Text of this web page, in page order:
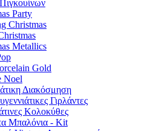
Party
Christmas
Metallics
Gold
Noel
Διακόσμηση
Γιρλάντες
Κολοκύθες
Μπαλόνια - Kit